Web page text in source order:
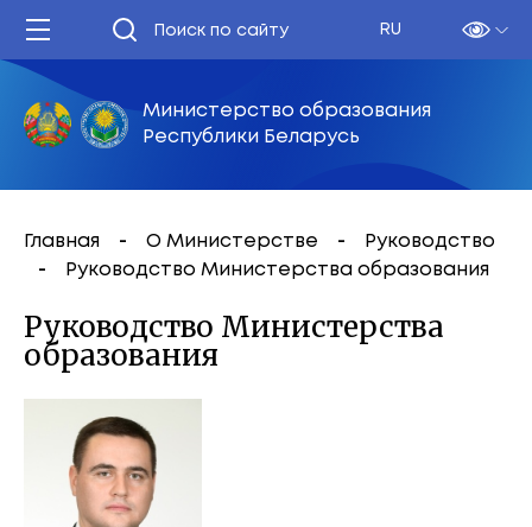
RU
Министерство образования
Республики Беларусь
Главная О Министерстве
Руководство
Руководство Министерства образования
Руководство Министерства
образования